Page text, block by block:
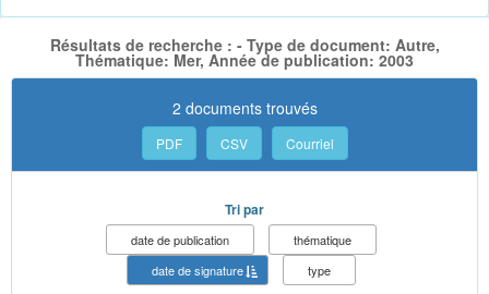
Résultats de recherche : - Type de document: Autre,
Thématique: Mer, Année de publication: 2003
2 documents trouvés
PDF CSV Courriel
Tri par
date de publication
thématique
date de signature
type